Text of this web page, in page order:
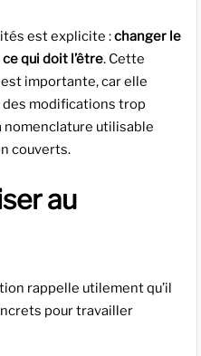
est explicite :changer le
qui doit l’être. Cette
importante, car elle
modifications trop
utilisable
couverts.
au
rappelle utilement qu’il
pour travailler